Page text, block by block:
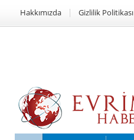
Hakkımızda Gizlilik Politikası